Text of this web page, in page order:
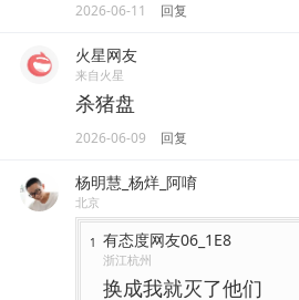
2026-06-11 回复
火星网友
来自火星
杀猪盘
2026-06-09 回复
杨明慧_杨烊_阿唷
北京
1 有态度网友06_1E8
浙江杭州
换成我就灭了他们